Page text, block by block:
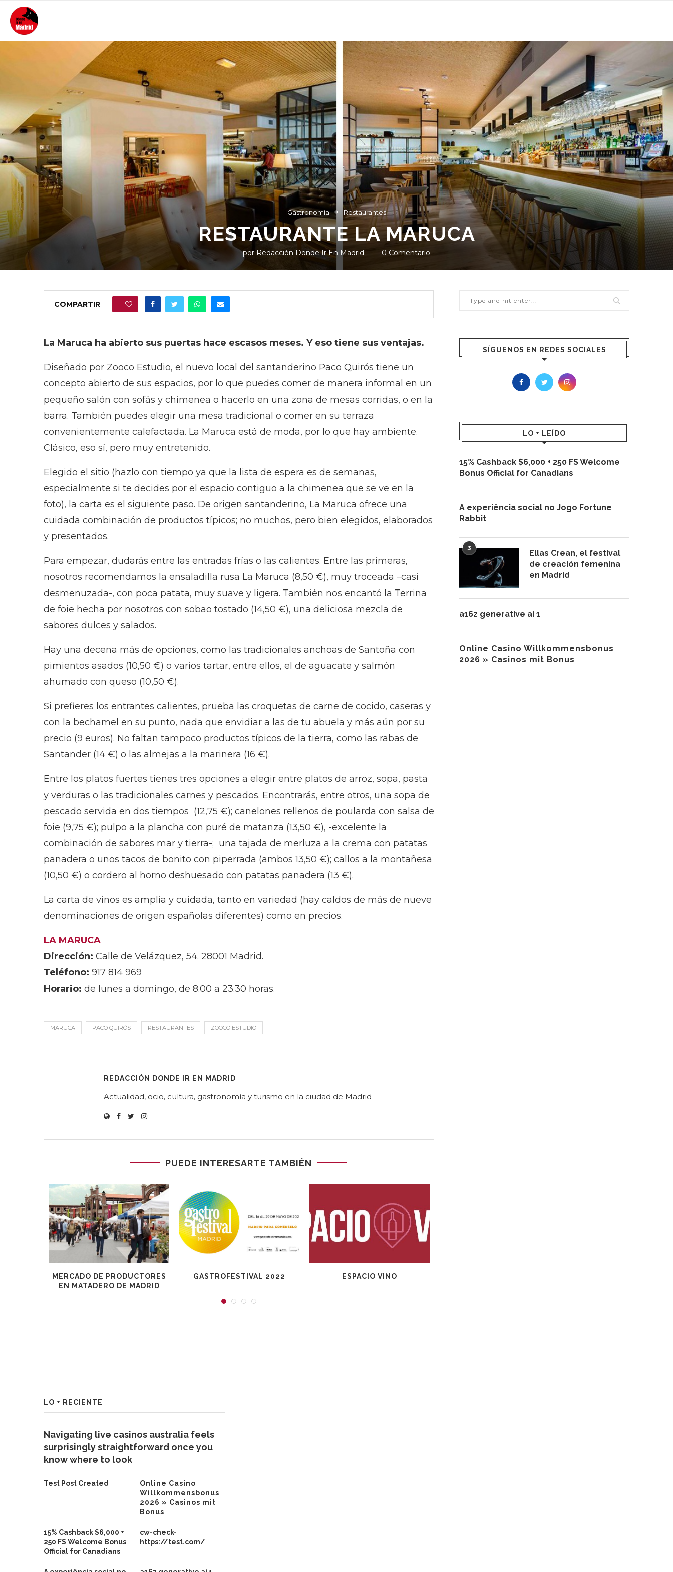
ACTUALIDAD MEJORES SITIOS DÓNDE IR EN MADRID OCIO RESTAURANTES LLEVA TU NEGOCIO AL SIGUIENTE NIVEL RINCONES
ALOJAMIENTO CONTACTO
Gastronomía Restaurantes
RESTAURANTE LA MARUCA
por Redacción Donde Ir En Madrid 0 Comentario
COMPARTIR
La Maruca ha abierto sus puertas hace escasos meses. Y eso tiene sus ventajas.
Diseñado por Zooco Estudio, el nuevo local del santanderino Paco Quirós tiene un
concepto abierto de sus espacios, por lo que puedes comer de manera informal en un
pequeño salón con sofás y chimenea o hacerlo en una zona de mesas corridas, o en la
barra. También puedes elegir una mesa tradicional o comer en su terraza
convenientemente calefactada. La Maruca está de moda, por lo que hay ambiente.
Clásico, eso sí, pero muy entretenido.
Elegido el sitio (hazlo con tiempo ya que la lista de espera es de semanas,
especialmente si te decides por el espacio contiguo a la chimenea que se ve en la
foto), la carta es el siguiente paso. De origen santanderino, La Maruca ofrece una
cuidada combinación de productos típicos; no muchos, pero bien elegidos, elaborados
y presentados.
Para empezar, dudarás entre las entradas frías o las calientes. Entre las primeras,
nosotros recomendamos la ensaladilla rusa La Maruca (8,50 €), muy troceada –casi
desmenuzada-, con poca patata, muy suave y ligera. También nos encantó la Terrina
de foie hecha por nosotros con sobao tostado (14,50 €), una deliciosa mezcla de
sabores dulces y salados.
Hay una decena más de opciones, como las tradicionales anchoas de Santoña con
pimientos asados (10,50 €) o varios tartar, entre ellos, el de aguacate y salmón
ahumado con queso (10,50 €).
Si prefieres los entrantes calientes, prueba las croquetas de carne de cocido, caseras y
con la bechamel en su punto, nada que envidiar a las de tu abuela y más aún por su
precio (9 euros). No faltan tampoco productos típicos de la tierra, como las rabas de
Santander (14 €) o las almejas a la marinera (16 €).
Entre los platos fuertes tienes tres opciones a elegir entre platos de arroz, sopa, pasta
y verduras o las tradicionales carnes y pescados. Encontrarás, entre otros, una sopa de
pescado servida en dos tiempos (12,75 €); canelones rellenos de poularda con salsa de
foie (9,75 €); pulpo a la plancha con puré de matanza (13,50 €), -excelente la
combinación de sabores mar y tierra-; una tajada de merluza a la crema con patatas
panadera o unos tacos de bonito con piperrada (ambos 13,50 €); callos a la montañesa
(10,50 €) o cordero al horno deshuesado con patatas panadera (13 €).
La carta de vinos es amplia y cuidada, tanto en variedad (hay caldos de más de nueve
denominaciones de origen españolas diferentes) como en precios.
LA MARUCA
Dirección: Calle de Velázquez, 54. 28001 Madrid.
Teléfono: 917 814 969
Horario: de lunes a domingo, de 8.00 a 23.30 horas.
MARUCA PACO QUIRÓS RESTAURANTES ZOOCO ESTUDIO
REDACCIÓN DONDE IR EN MADRID
Actualidad, ocio, cultura, gastronomía y turismo en la ciudad de Madrid
PUEDE INTERESARTE TAMBIÉN
MERCADO DE PRODUCTORES
EN MATADERO DE MADRID
GASTROFESTIVAL 2022 ESPACIO VINO
SÍGUENOS EN REDES SOCIALES
LO + LEÍDO
15% Cashback $6,000 + 250 FS Welcome
Bonus Official for Canadians
A experiência social no Jogo Fortune
Rabbit
3
Ellas Crean, el festival
de creación femenina
en Madrid
a16z generative ai 1
Online Casino Willkommensbonus
2026 » Casinos mit Bonus
LO + RECIENTE
Navigating live casinos australia feels
surprisingly straightforward once you
know where to look
Test Post Created
Online Casino
Willkommensbonus
2026 » Casinos mit
Bonus
15% Cashback $6,000 +
250 FS Welcome Bonus
Official for Canadians
cw-check-
https://test.com/